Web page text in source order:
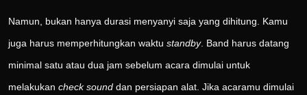
Namun, bukan hanya durasi menyanyi saja yang dihitung. Kamu
juga harus memperhitungkan waktu standby. Band harus datang
minimal satu atau dua jam sebelum acara dimulai untuk
melakukan check sound dan persiapan alat. Jika acaramu dimulai